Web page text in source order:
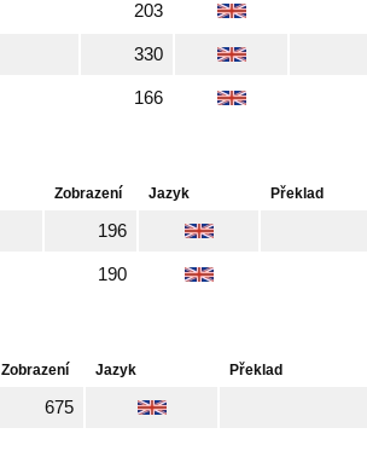
203
330
166
Zobrazení Jazyk Překlad
196
190
Zobrazení Jazyk Překlad
675